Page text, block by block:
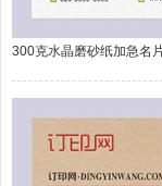
300克水晶磨砂纸加急名